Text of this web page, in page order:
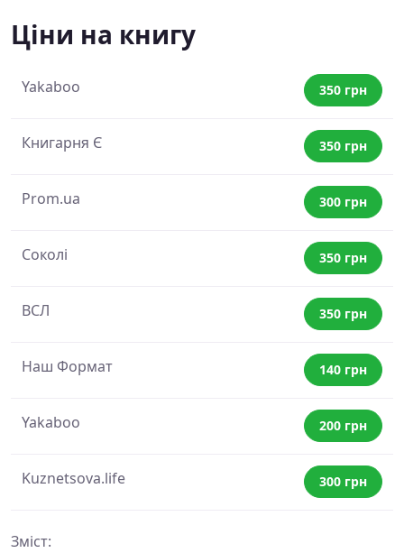
Ціни на книгу
Yakaboo 350 грн
Книгарня Є 350 грн
Prom.ua 300 грн
Соколі 350 грн
ВСЛ 350 грн
Наш Формат 140 грн
Yakaboo 200 грн
Kuznetsova.life 300 грн
Зміст: